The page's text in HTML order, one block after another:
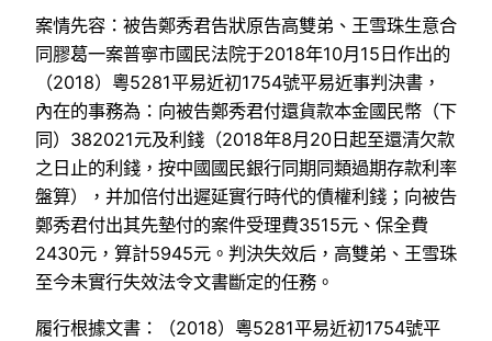
案情先容：被告鄭秀君告狀原告高雙弟、王雪珠生意合
同膠葛一案普寧市國民法院于2018年10月15日作出的
（2018）粵5281平易近初1754號平易近事判決書，
內在的事務為：向被告鄭秀君付還貨款本金國民幣（下
同）382021元及利錢（2018年8月20日起至還清欠款
之日止的利錢，按中國國民銀行同期同類過期存款利率
盤算），并加倍付出遲延實行時代的債權利錢；向被告
鄭秀君付出其先墊付的案件受理費3515元、保全費
2430元，算計5945元。判決失效后，高雙弟、王雪珠
至今未實行失效法令文書斷定的任務。
履行根據文書：（2018）粵5281平易近初1754號平